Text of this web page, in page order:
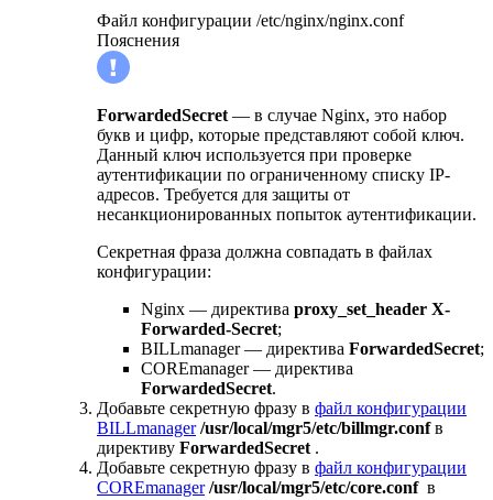
Файл конфигурации /etc/nginx/nginx.conf
Пояснения
ForwardedSecret — в случае Nginx, это набор
букв и цифр, которые представляют собой ключ.
Данный ключ используется при проверке
аутентификации по ограниченному списку IP-
адресов. Требуется для защиты от
несанкционированных попыток аутентификации.
Секретная фраза должна совпадать в файлах
конфигурации:
Nginx — директива proxy_set_header X-
Forwarded-Secret;
BILLmanager — директива ForwardedSecret;
COREmanager — директива
ForwardedSecret.
Добавьте секретную фразу в файл конфигурации
BILLmanager /usr/local/mgr5/etc/billmgr.confв
директиву ForwardedSecret .
Добавьте секретную фразу в файл конфигурации
COREmanager /usr/local/mgr5/etc/core.confв